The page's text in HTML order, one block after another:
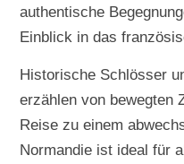
authentische
Einblick in das
Historische Schlösser
erzählen von bewegten
Reise zu einem
Normandie ist ideal für